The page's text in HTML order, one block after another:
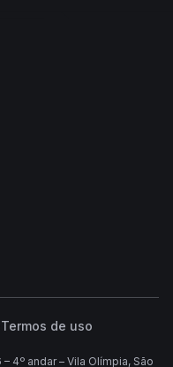
Termos de uso
4º andar – Vila Olímpia, São